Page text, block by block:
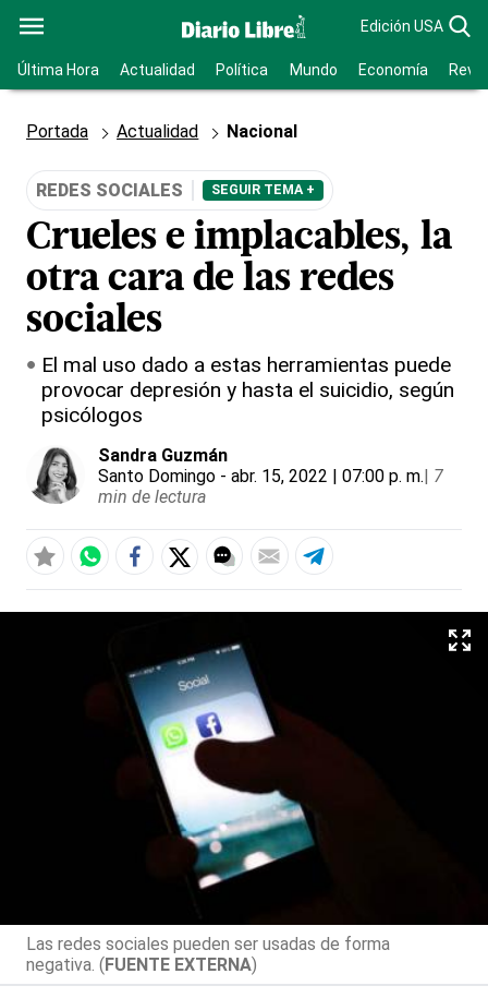
Edición USA
Última Hora Actualidad Política Mundo Economía
Portada Actualidad Nacional
REDES SOCIALES SEGUIR TEMA +
Crueles e implacables, la
otra cara de las redes
sociales
El mal uso dado a estas herramientas puede
provocar depresión y hasta el suicidio, según
psicólogos
Sandra Guzmán
Santo Domingo - abr. 15, 2022 | 07:00 p. m.| 7
min de lectura
Las redes sociales pueden ser usadas de forma
negativa. (FUENTE EXTERNA)